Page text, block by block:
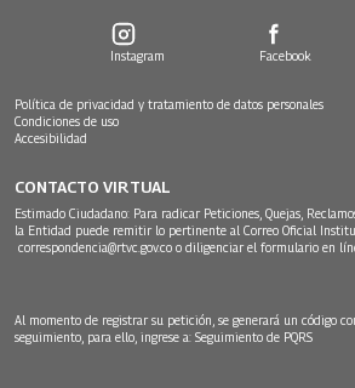
Instagram Facebook
Política de privacidad y tratamiento de datos personales
Condiciones de uso
Accesibilidad
CONTACTO VIRTUAL
Estimado Ciudadano: Para radicar Peticiones, Quejas,
la Entidad puede remitir lo pertinente al Correo Oficial
correspondencia@rtvc.gov.co o diligenciar el formulario en
Al momento de registrar su petición, se generará un código
seguimiento, para ello, ingrese a: Seguimiento de PQRS